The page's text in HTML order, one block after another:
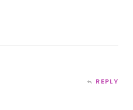
REPLY